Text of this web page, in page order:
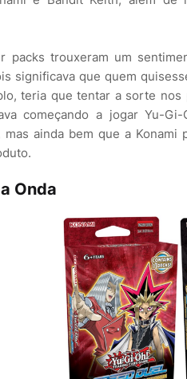
packs trouxeram um
significava que quem
teria que tentar a sorte
começando a jogar Yu-
mas ainda bem que a
Onda